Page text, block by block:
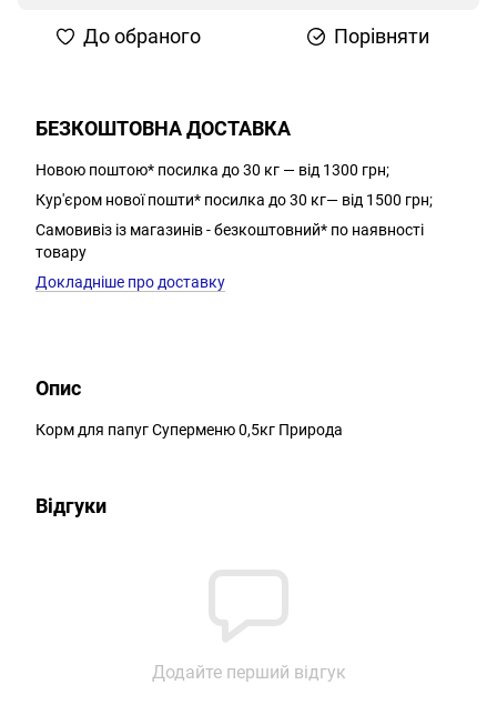
До обраного Порівняти
БЕЗКОШТОВНА ДОСТАВКА
Новою поштою* посилка до 30 кг — від 1300 грн;
Кур'єром нової пошти* посилка до 30 кг— від 1500 грн;
Самовивіз із магазинів - безкоштовний* по наявності
товару
Докладніше про доставку
Опис
Корм для папуг Суперменю 0,5кг Природа
Відгуки
Додайте перший відгук